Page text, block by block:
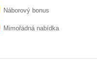
Náborový bonus
Mimořádná nabídka